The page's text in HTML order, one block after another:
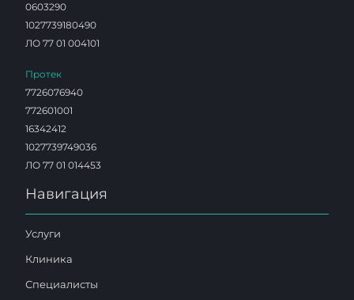
0603290
1027739180490
ЛО 77 01 004101
Протек
7726076940
772601001
16342412
1027739749036
ЛО 77 01 014453
Навигация
Услуги
Клиника
Специалисты